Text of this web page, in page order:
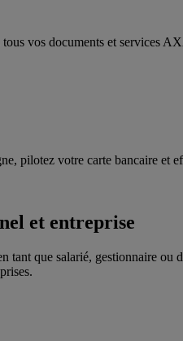
vos documents et services
pilotez votre carte bancaire et
et entreprise
tant que salarié, gestionnaire ou